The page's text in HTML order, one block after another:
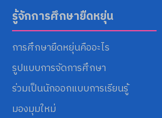
รู้จักการศึกษายืดหยุ่น
การศึกษายืดหยุ่นคืออะไร
รูปแบบการจัดการศึกษา
ร่วมเป็นนักออกแบบการเรียนรู้
มองมุมใหม่